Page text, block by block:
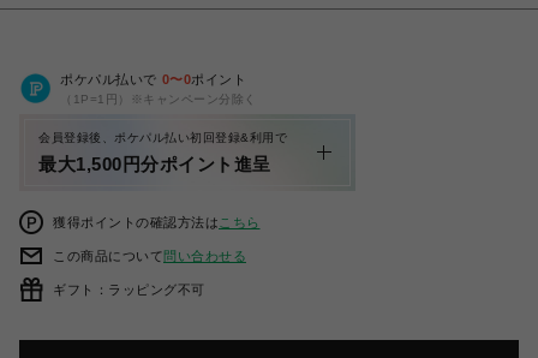
ポケパル払いで 0〜0ポイント
（1P=1円）※キャンペーン分除く
会員登録後、ポケパル払い初回登録&利用で
最大1,500円分ポイント進呈
獲得ポイントの確認方法は こちら
この商品について問い合わせる
ギフト：ラッピング不可